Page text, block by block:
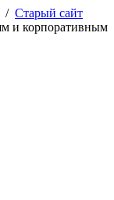
/ Старый сайт
и корпоративным